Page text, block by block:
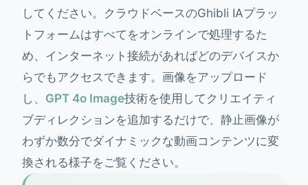
してください。クラウドベースのGhibli IAプラッ
トフォームはすべてをオンラインで処理するた
め、インターネット接続があればどのデバイスか
らでもアクセスできます。画像をアップロード
し、 GPT 4o Image技術を使用してクリエイティ
ブディレクションを追加するだけで、静止画像が
わずか数分でダイナミックな動画コンテンツに変
換される様子をご覧ください。